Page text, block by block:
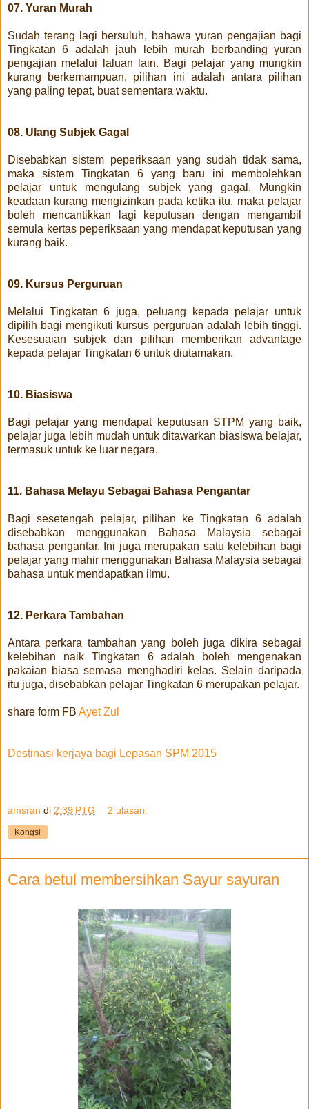
07. Yuran Murah
Sudah terang lagi bersuluh, bahawa yuran pengajian bagi
Tingkatan 6 adalah jauh lebih murah berbanding yuran
pengajian melalui laluan lain. Bagi pelajar yang mungkin
kurang berkemampuan, pilihan ini adalah antara pilihan
yang paling tepat, buat sementara waktu.
08. Ulang Subjek Gagal
Disebabkan sistem peperiksaan yang sudah tidak sama,
maka sistem Tingkatan 6 yang baru ini membolehkan
pelajar untuk mengulang subjek yang gagal. Mungkin
keadaan kurang mengizinkan pada ketika itu, maka pelajar
boleh mencantikkan lagi keputusan dengan mengambil
semula kertas peperiksaan yang mendapat keputusan yang
kurang baik.
09. Kursus Perguruan
Melalui Tingkatan 6 juga, peluang kepada pelajar untuk
dipilih bagi mengikuti kursus perguruan adalah lebih tinggi.
Kesesuaian subjek dan pilihan memberikan advantage
kepada pelajar Tingkatan 6 untuk diutamakan.
10. Biasiswa
Bagi pelajar yang mendapat keputusan STPM yang baik,
pelajar juga lebih mudah untuk ditawarkan biasiswa belajar,
termasuk untuk ke luar negara.
11. Bahasa Melayu Sebagai Bahasa Pengantar
Bagi sesetengah pelajar, pilihan ke Tingkatan 6 adalah
disebabkan menggunakan Bahasa Malaysia sebagai
bahasa pengantar. Ini juga merupakan satu kelebihan bagi
pelajar yang mahir menggunakan Bahasa Malaysia sebagai
bahasa untuk mendapatkan ilmu.
12. Perkara Tambahan
Antara perkara tambahan yang boleh juga dikira sebagai
kelebihan naik Tingkatan 6 adalah boleh mengenakan
pakaian biasa semasa menghadiri kelas. Selain daripada
itu juga, disebabkan pelajar Tingkatan 6 merupakan pelajar.
share form FB Ayet Zul
Destinasi kerjaya bagi Lepasan SPM 2015
amsran di 2:39 PTG 2 ulasan:
Kongsi
Cara betul membersihkan Sayur sayuran